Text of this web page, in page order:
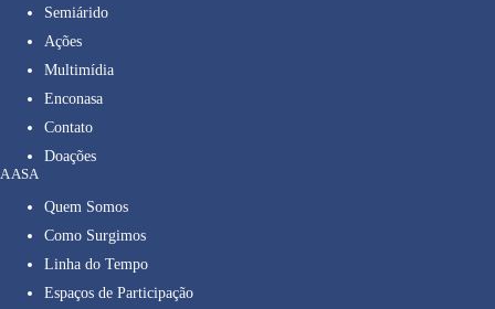
Semiárido
Ações
Multimídia
Enconasa
Contato
Doações
A ASA
Quem Somos
Como Surgimos
Linha do Tempo
Espaços de Participação